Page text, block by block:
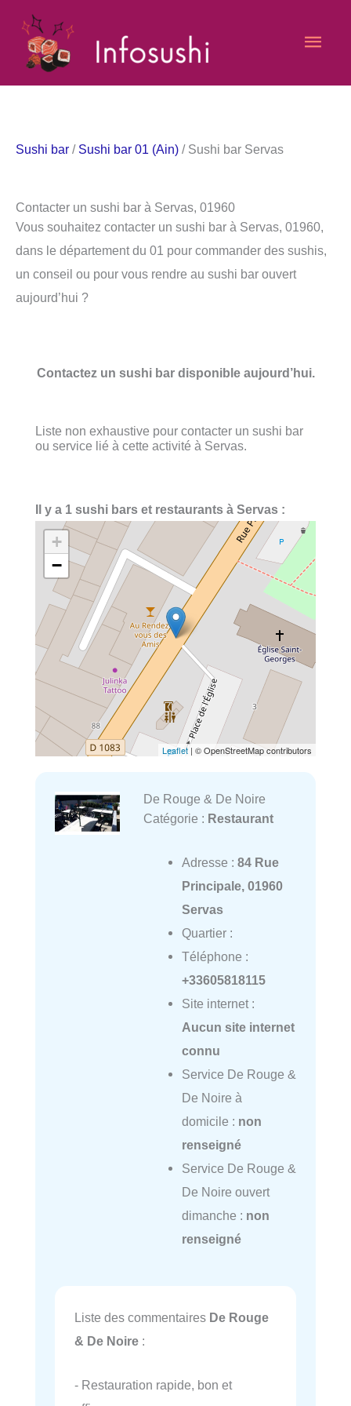
contenu
Sushi bar / Sushi bar 01 (Ain) / Sushi bar Servas
Contacter un sushi bar à Servas, 01960
Vous souhaitez contacter un sushi bar à Servas, 01960,
dans le département du 01 pour commander des sushis,
un conseil ou pour vous rendre au sushi bar ouvert
aujourd’hui ?
Contactez un sushi bar disponible aujourd’hui.
Liste non exhaustive pour contacter un sushi bar
ou service lié à cette activité à Servas.
Il y a 1 sushi bars et restaurants à Servas :
+
−
Leaflet | © OpenStreetMap contributors
De Rouge & De Noire
Catégorie : Restaurant
Adresse : 84 Rue
Principale, 01960
Servas
Quartier :
Téléphone :
+33605818115
Site internet :
Aucun site internet
connu
Service De Rouge &
De Noire à
domicile : non
renseigné
Service De Rouge &
De Noire ouvert
dimanche : non
renseigné
Liste des commentaires De Rouge
& De Noire :
- Restauration rapide, bon et